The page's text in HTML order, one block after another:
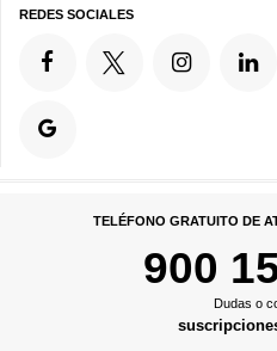
REDES SOCIALES
TELÉFONO GRATUITO DE
900
Dudas o